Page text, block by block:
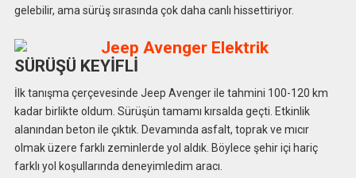
gelebilir, ama sürüş sırasında çok daha canlı hissettiriyor.
SÜRÜŞÜ KEYİFLİ
İlk tanışma çerçevesinde Jeep Avenger ile tahmini 100-120 km
kadar birlikte oldum. Sürüşün tamamı kırsalda geçti. Etkinlik
alanından beton ile çıktık. Devamında asfalt, toprak ve mıcır
olmak üzere farklı zeminlerde yol aldık. Böylece şehir içi hariç
farklı yol koşullarında deneyimledim aracı.